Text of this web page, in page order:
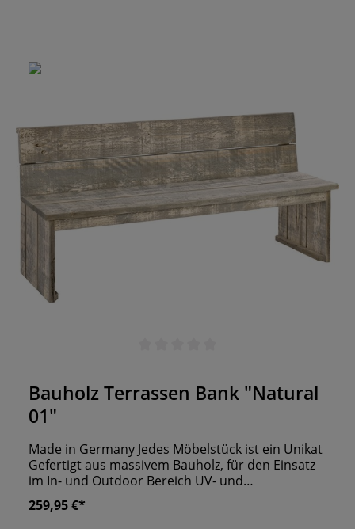
Bauholz Terrassen Bank "Natural
01"
Made in Germany Jedes Möbelstück ist ein Unikat
Gefertigt aus massivem Bauholz, für den Einsatz
im In- und Outdoor Bereich UV- und
Wetterbeständig
259,95 €*